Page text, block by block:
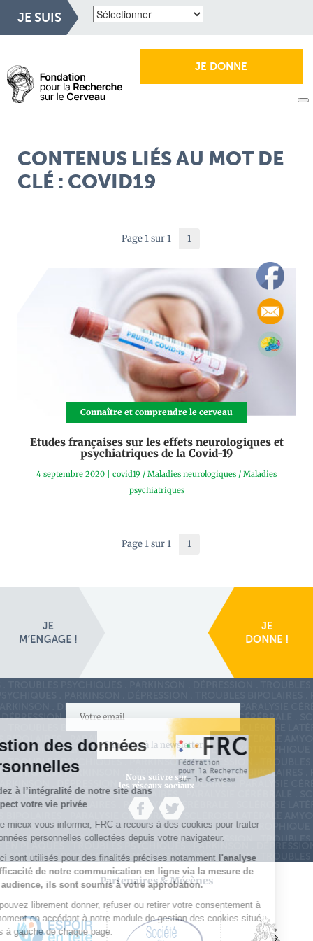
JE SUIS
JE DONNE
CONTENUS LIÉS AU MOT DE
CLÉ : COVID19
Page 1 sur 1 1
Connaître et comprendre le cerveau
Etudes françaises sur les effets neurologiques et
psychiatriques de la Covid-19
4 septembre 2020 | covid19 / Maladies neurologiques / Maladies
psychiatriques
Page 1 sur 1 1
S'inscrire à la newsletter
Nous suivre sur
les réseaux sociaux
Partenaires & Mécènes